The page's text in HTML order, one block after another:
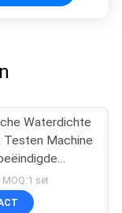
Waterdichte
Testen Machine
ENGELSE
set